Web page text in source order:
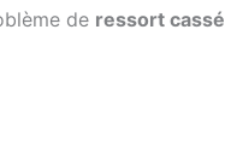
de ressort cassé